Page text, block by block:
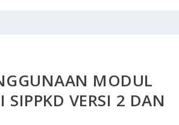
MODUL
VERSI 2 DAN